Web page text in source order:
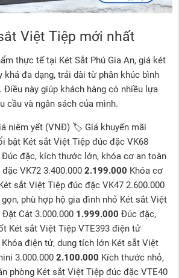
Việt Tiệp mới nhất
thực tế tại Két Sắt Phú Gia An, giá két
khá đa dạng, trải dài từ phân khúc bình
Điều này giúp khách hàng có nhiều lựa
cầu và ngân sách của mình.
niêm yết (VNĐ) 🏷️ Giá khuyến mãi
bật Két sắt Việt Tiệp đúc đặc VK68
Đúc đặc, kích thước lớn, khóa cơ an toàn
VK72 3.400.000 2.199.000 Khóa cơ
sắt Việt Tiệp đúc đặc VK47 2.600.000
gọn, phù hợp hộ gia đình nhỏ Két sắt Việt
Cát 3.000.000 1.999.000 Đúc đặc,
Két sắt Việt Tiệp VTE393 điện tử
Khóa điện tử, dung tích lớn Két sắt Việt
3.000.000 2.100.000 Kích thước nhỏ,
phòng Két sắt Việt Tiệp đúc đặc VTE40